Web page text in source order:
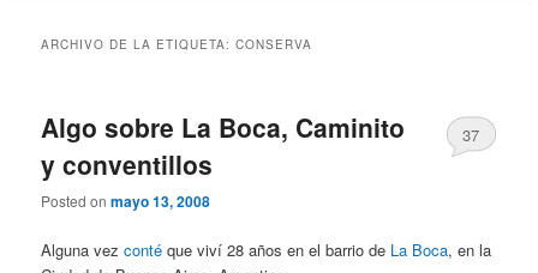
ARCHIVO DE LA ETIQUETA:CONSERVA
Algo sobre La Boca, Caminito
y conventillos
Posted onmayo 13, 2008
37
Alguna vezconté que viví 28 años en el barrio de La Boca, en la